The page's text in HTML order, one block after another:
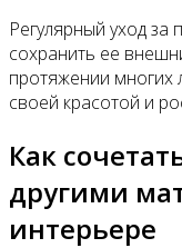
Регулярный уход за
сохранить ее
протяжении многих
своей красотой и
Как
другими
интерьере